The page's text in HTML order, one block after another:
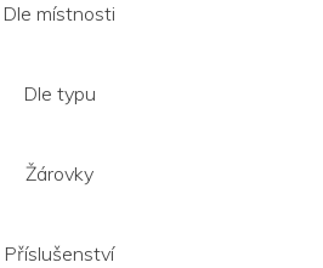
Dle místnosti
Dle typu
Žárovky
Příslušenství